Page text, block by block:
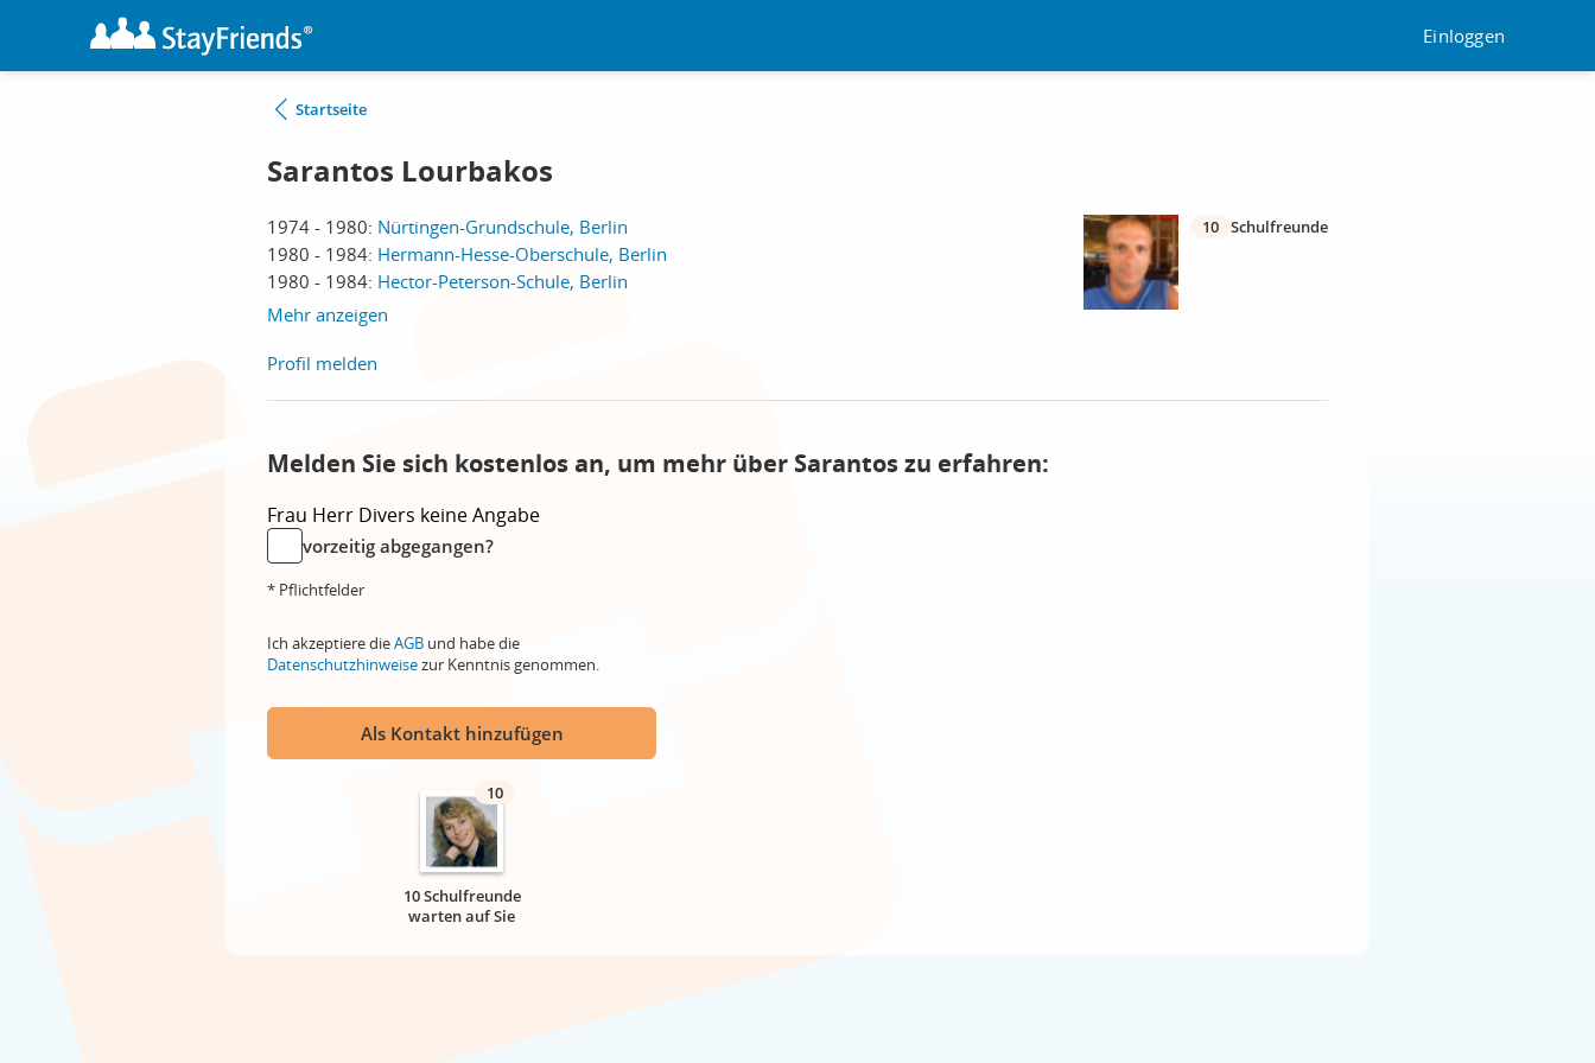
Einloggen
Startseite
Sarantos Lourbakos
1974 - 1980: Nürtingen-Grundschule, Berlin
1980 - 1984: Hermann-Hesse-Oberschule, Berlin
1980 - 1984: Hector-Peterson-Schule, Berlin
Mehr anzeigen
10 Schulfreunde
Profil melden
Melden Sie sich kostenlos an, um mehr über Sarantos zu erfahren:
Frau Herr Divers keine Angabe
vorzeitig abgegangen?
* Pflichtfelder
Ich akzeptiere dieAGB und habe die
Datenschutzhinweisezur Kenntnis genommen.
Als Kontakt hinzufügen
10
10 Schulfreunde
warten auf Sie